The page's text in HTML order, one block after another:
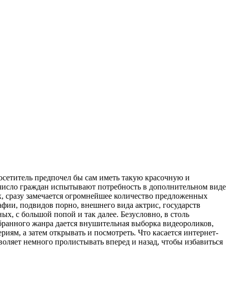
предпочел бы сам иметь такую красочную и
граждан испытывают потребность в дополнительном виде
замечается огромнейшее количество предложенных
подвидов порно, внешнего вида актрис, государств
с большой попой и так далее. Безусловно, в столь
жанра дается внушительная выборка видеороликов,
а затем открывать и посмотреть. Что касается интернет-
немного пролистывать вперед и назад, чтобы избавиться